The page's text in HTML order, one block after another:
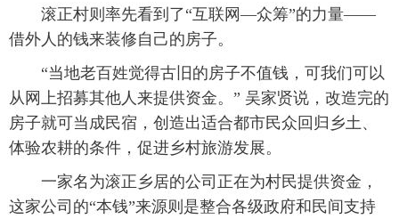
滚正村则率先看到了“互联网—众筹”的力量——
借外人的钱来装修自己的房子。
“当地老百姓觉得古旧的房子不值钱，可我们可以
从网上招募其他人来提供资金。” 吴家贤说，改造完的
房子就可当成民宿，创造出适合都市民众回归乡土、
体验农耕的条件，促进乡村旅游发展。
一家名为滚正乡居的公司正在为村民提供资金，
这家公司的“本钱”来源则是整合各级政府和民间支持